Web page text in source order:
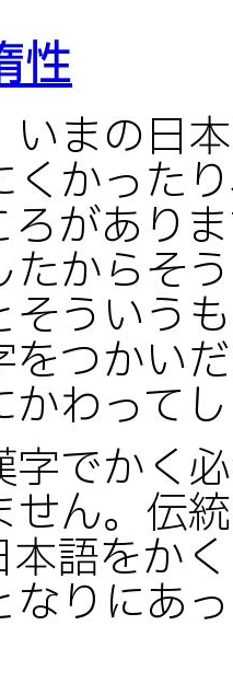
性
いまの日
くかった
ろがあり
たからそ
そういう
をつかい
わって
字でかく
せん。伝
本語をか
なりにあ